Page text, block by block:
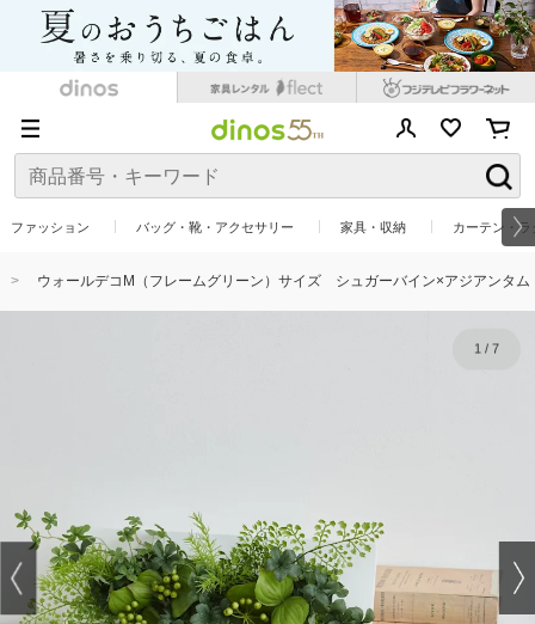
ファッション バッグ・靴・アクセサリー 家具・収納 カーテン・
ウォールデコМ（フレームグリーン）サイズ シュガーバイン×アジアンタム
1/ 7